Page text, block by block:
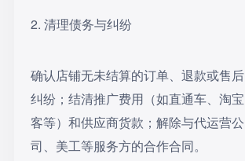
2. 清理债务与纠纷
确认店铺无未结算的订单、退款或售后
纠纷；结清推广费用（如直通车、淘宝
客等）和供应商货款；解除与代运营公
司、美工等服务方的合作合同。